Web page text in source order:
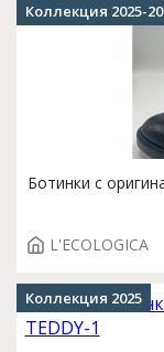
Ботинки с
L'ECOLOGICA
Коллекция 2025-
Коллекция 2025